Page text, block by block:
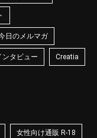
日のメルマガ
ンタビュー Creatia
女性向け通販 R-18